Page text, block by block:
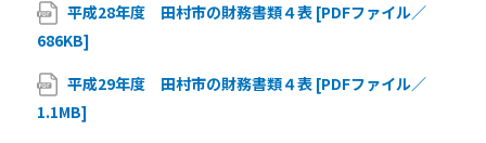
平成28年度 田村市の財務書類４表 [PDFファイル／
686KB]
平成29年度 田村市の財務書類４表 [PDFファイル／
1.1MB]